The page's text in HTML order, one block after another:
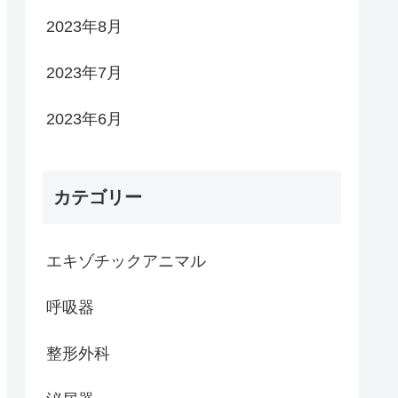
2023年8月
2023年7月
2023年6月
カテゴリー
エキゾチックアニマル
呼吸器
整形外科